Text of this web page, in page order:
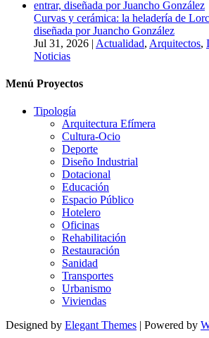
Curvas y cerámica: la heladería de
diseñada por Juancho González
Jul 31, 2026 | Actualidad, Arquitectos,
Noticias
Menú Proyectos
Tipología
Arquitectura Efímera
Cultura-Ocio
Deporte
Diseño Industrial
Dotacional
Educación
Espacio Público
Hotelero
Oficinas
Rehabilitación
Restauración
Sanidad
Transportes
Urbanismo
Viviendas
Designed by Elegant Themes | Powered by